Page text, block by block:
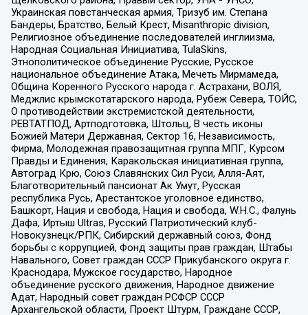
Украинская повстанческая армия, Тризуб им. Степана
Бандеры, Братство, Белый Крест, Misanthropic division,
Религиозное объединение последователей инглиизма,
Народная Социальная Инициатива, TulaSkins,
Этнополитическое объединение Русские, Русское
национальное объединение Атака, Мечеть Мирмамеда,
Община Коренного Русского народа г. Астрахани, ВОЛЯ,
Меджлис крымскотатарского народа, Рубеж Севера, ТОЙС,
О противодействии экстремистской деятельности,
РЕВТАТПОД, Артподготовка, Штольц, В честь иконы
Божией Матери Державная, Сектор 16, Независимость,
Фирма, Молодежная правозащитная группа МПГ, Курсом
Правды и Единения, Каракольская инициативная группа,
Автоград Крю, Союз Славянских Сил Руси, Алля-Аят,
Благотворительный пансионат Ак Умут, Русская
республика Русь, Арестантское уголовное единство,
Башкорт, Нация и свобода, Нация и свобода, W.H.С., Фалунь
Дафа, Иртыш Ultras, Русский Патриотический клуб-
Новокузнецк/РПК, Сибирский державный союз, Фонд
борьбы с коррупцией, Фонд защиты прав граждан, Штабы
Навального, Совет граждан СССР Прикубанского округа г.
Краснодара, Мужское государство, Народное
объединение русского движения, Народное движение
Адат, Народный совет граждан РСФСР СССР
Архангельской области, Проект Штурм, Граждане СССР,